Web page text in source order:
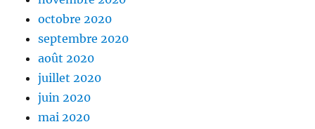
octobre 2020
septembre 2020
août 2020
juillet 2020
juin 2020
mai 2020